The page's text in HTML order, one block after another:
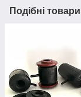
Подібні